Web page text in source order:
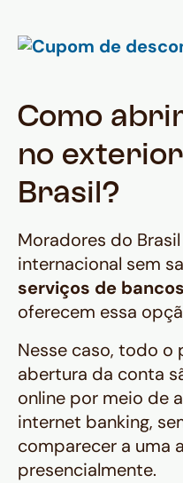
Como
no
Brasil?
Moradores do
internacional sem
serviços de
oferecem essa
Nesse caso, todo
abertura da conta
online por meio de
internet banking,
comparecer a uma
presencialmente.